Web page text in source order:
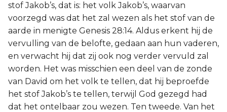
stof Jakob’s, dat is: het volk Jakob’s, waarvan
voorzegd was dat het zal wezen als het stof van de
aarde in menigte Genesis 28:14. Aldus erkent hij de
vervulling van de belofte, gedaan aan hun vaderen,
en verwacht hij dat zij ook nog verder vervuld zal
worden. Het was misschien een deel van de zonde
van David om het volk te tellen, dat hij beproefde
het stof Jakob’s te tellen, terwijl God gezegd had
dat het ontelbaar zou wezen. Ten tweede. Van het